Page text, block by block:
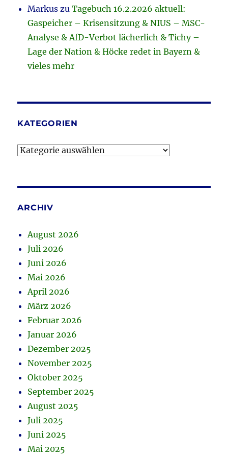
Markus zuTagebuch 16.2.2026 aktuell:
Gaspeicher – Krisensitzung & NIUS – MSC-
Analyse & AfD-Verbot lächerlich & Tichy –
Lage der Nation & Höcke redet in Bayern &
vieles mehr
KATEGORIEN
Kategorien
ARCHIV
August 2026
Juli 2026
Juni 2026
Mai 2026
April 2026
März 2026
Februar 2026
Januar 2026
Dezember 2025
November 2025
Oktober 2025
September 2025
August 2025
Juli 2025
Juni 2025
Mai 2025